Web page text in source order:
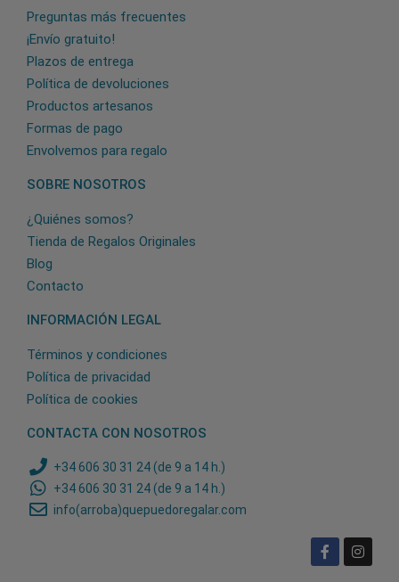
Preguntas más frecuentes
¡Envío gratuito!
Plazos de entrega
Política de devoluciones
Productos artesanos
Formas de pago
Envolvemos para regalo
SOBRE NOSOTROS
¿Quiénes somos?
Tienda de Regalos Originales
Blog
Contacto
INFORMACIÓN LEGAL
Términos y condiciones
Política de privacidad
Política de cookies
CONTACTA CON NOSOTROS
+34 606 30 31 24 (de 9 a 14 h.)
+34 606 30 31 24 (de 9 a 14 h.)
info(arroba)quepuedoregalar.com